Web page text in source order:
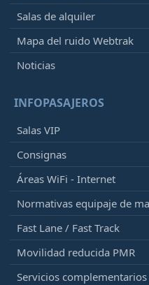
Salas de alquiler
Mapa del ruido Webtrak
Noticias
INFOPASAJEROS
Salas VIP
Consignas
Áreas WiFi - Internet
Normativas equipaje de
Fast Lane / Fast Track
Movilidad reducida PMR
Servicios complementarios